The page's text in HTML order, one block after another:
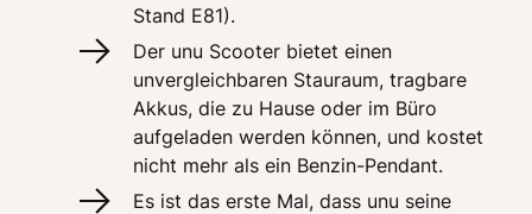
Stand E81).
Der unu Scooter bietet einen
unvergleichbaren Stauraum, tragbare
Akkus, die zu Hause oder im Büro
aufgeladen werden können, und kostet
nicht mehr als ein Benzin-Pendant.
Es ist das erste Mal, dass unu seine